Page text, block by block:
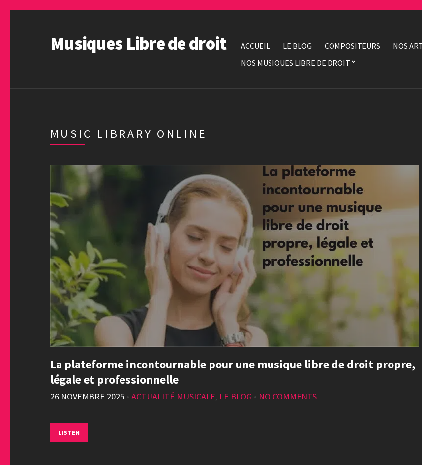
Musiques Libre de droit ACCUEIL LE BLOG COMPOSITEURS NOS
NOS MUSIQUES LIBRE DE DROIT
MUSIC LIBRARY ONLINE
La plateforme incontournable pour une musique libre de droit propre,
légale et professionnelle
26 NOVEMBRE 2025 • ACTUALITÉ MUSICALE, LE BLOG • NO COMMENTS
LISTEN